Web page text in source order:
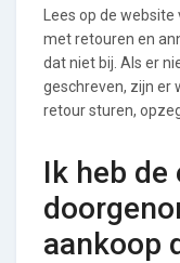
Lees op de
met retouren en
dat niet bij. Als er
geschreven, zijn er
retour sturen,
Ik heb de
aankoop